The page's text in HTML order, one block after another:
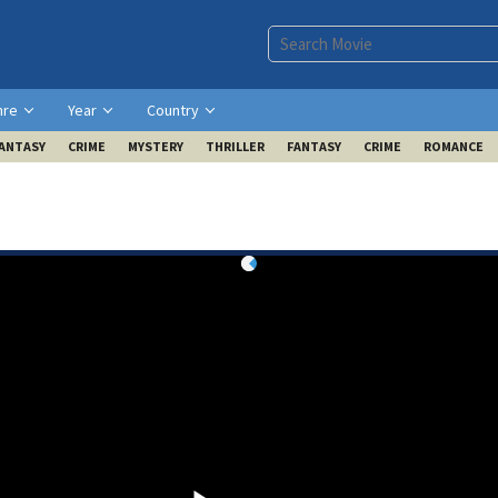
Year Country
CRIME MYSTERY THRILLER FANTASY CRIME ROMANCE